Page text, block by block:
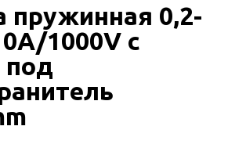
пружинная 0,2-
1000V c
под